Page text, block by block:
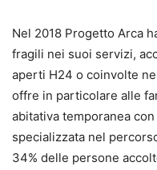
Nel 2018 Progetto Arca
fragili nei suoi servizi,
aperti H24 o coinvolte
offre in particolare alle
abitativa temporanea con
specializzata nel
34% delle persone